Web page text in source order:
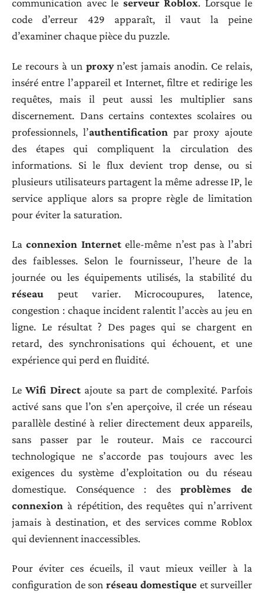
communication avec le serveur Roblox. Lorsque le
code d’erreur 429 apparaît, il vaut la peine
d’examiner chaque pièce du puzzle.
Le recours à un proxyn’est jamais anodin. Ce relais,
inséré entre l’appareil et Internet, filtre et redirige les
requêtes, mais il peut aussi les multiplier sans
discernement. Dans certains contextes scolaires ou
professionnels, l’authentification par proxy ajoute
des étapes qui compliquent la circulation des
informations. Si le flux devient trop dense, ou si
plusieurs utilisateurs partagent la même adresse IP, le
service applique alors sa propre règle de limitation
pour éviter la saturation.
Laconnexion Internetelle-même n’est pas à l’abri
des faiblesses. Selon le fournisseur, l’heure de la
journée ou les équipements utilisés, la stabilité du
réseau peut varier. Microcoupures, latence,
congestion : chaque incident ralentit l’accès au jeu en
ligne. Le résultat ? Des pages qui se chargent en
retard, des synchronisations qui échouent, et une
expérience qui perd en fluidité.
LeWifi Directajoute sa part de complexité. Parfois
activé sans que l’on s’en aperçoive, il crée un réseau
parallèle destiné à relier directement deux appareils,
sans passer par le routeur. Mais ce raccourci
technologique ne s’accorde pas toujours avec les
exigences du système d’exploitation ou du réseau
domestique. Conséquence : desproblèmes de
connexion à répétition, des requêtes qui n’arrivent
jamais à destination, et des services comme Roblox
qui deviennent inaccessibles.
Pour éviter ces écueils, il vaut mieux veiller à la
configuration de son réseau domestique et surveiller